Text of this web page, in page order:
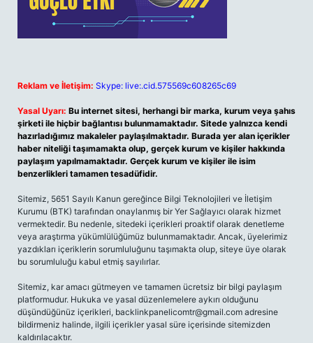
Reklam ve İletişim: Skype: live:.cid.575569c608265c69
Yasal Uyarı: Bu internet sitesi, herhangi bir marka, kurum veya şahıs
şirketi ile hiçbir bağlantısı bulunmamaktadır. Sitede yalnızca kendi
hazırladığımız makaleler paylaşılmaktadır. Burada yer alan içerikler
haber niteliği taşımamakta olup, gerçek kurum ve kişiler hakkında
paylaşım yapılmamaktadır. Gerçek kurum ve kişiler ile isim
benzerlikleri tamamen tesadüfidir.
Sitemiz, 5651 Sayılı Kanun gereğince Bilgi Teknolojileri ve İletişim
Kurumu (BTK) tarafından onaylanmış bir Yer Sağlayıcı olarak hizmet
vermektedir. Bu nedenle, sitedeki içerikleri proaktif olarak denetleme
veya araştırma yükümlülüğümüz bulunmamaktadır. Ancak, üyelerimiz
yazdıkları içeriklerin sorumluluğunu taşımakta olup, siteye üye olarak
bu sorumluluğu kabul etmiş sayılırlar.
Sitemiz, kar amacı gütmeyen ve tamamen ücretsiz bir bilgi paylaşım
platformudur. Hukuka ve yasal düzenlemelere aykırı olduğunu
düşündüğünüz içerikleri, backlinkpanelicomtr@gmail.com adresine
bildirmeniz halinde, ilgili içerikler yasal süre içerisinde sitemizden
kaldırılacaktır.